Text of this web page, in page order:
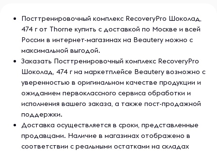
Посттренировочный комплекс RecoveryPro Шоколад,
474 г от Thorne купить с доставкой по Москве и всей
России в интернет-магазинах на Beautery можно с
максимальной выгодой.
Заказать Посттренировочный комплекс RecoveryPro
Шоколад, 474 г на маркетплейсе Beautery возможно с
уверенностью в оригинальном качестве продукции и
ожиданием первоклассного сервиса обработки и
исполнения вашего заказа, а также пост-продажной
поддержки.
Доставка осуществляется в сроки, представленные
продавцами. Наличие в магазинах отображено в
соответствии с реальными остатками на складах